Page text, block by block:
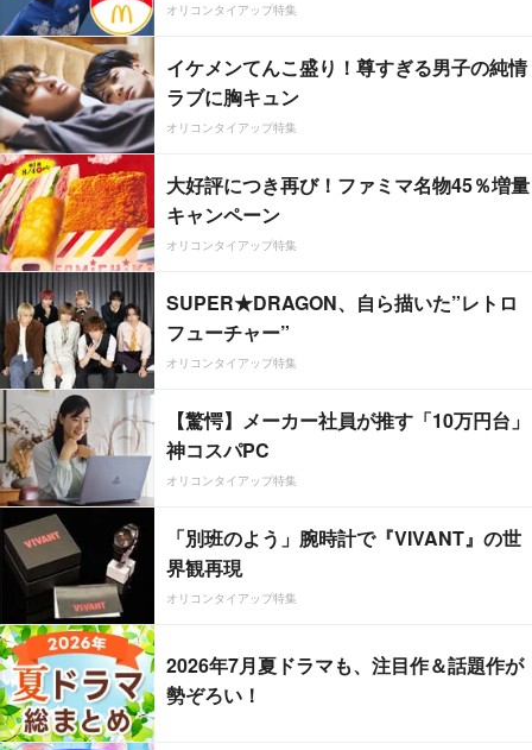
オリコンタイアップ特集
イケメンてんこ盛り！尊すぎる男子の純情
ラブに胸キュン
オリコンタイアップ特集
大好評につき再び！ファミマ名物45％増量
キャンペーン
オリコンタイアップ特集
SUPER★DRAGON、自ら描いた”レトロ
フューチャー”
オリコンタイアップ特集
【驚愕】メーカー社員が推す「10万円台」
神コスパPC
オリコンタイアップ特集
「別班のよう」腕時計で『VIVANT』の世
界観再現
オリコンタイアップ特集
2026年7月夏ドラマも、注目作＆話題作が
勢ぞろい！